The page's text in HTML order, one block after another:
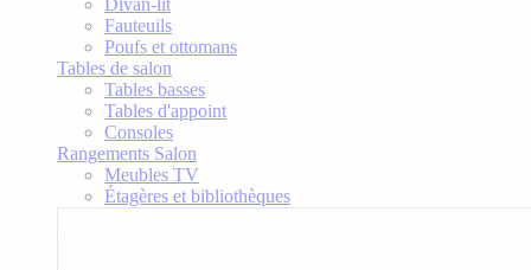
Fauteuils
Poufs et ottomans
Tables de salon
Tables basses
Tables d'appoint
Consoles
Rangements Salon
Meubles TV
Étagères et bibliothèques